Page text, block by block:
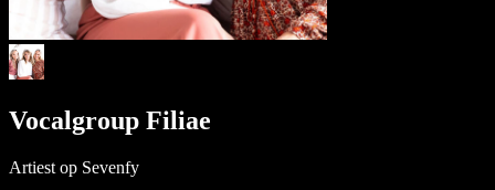
Vocalgroup Filiae
Artiest op Sevenfy